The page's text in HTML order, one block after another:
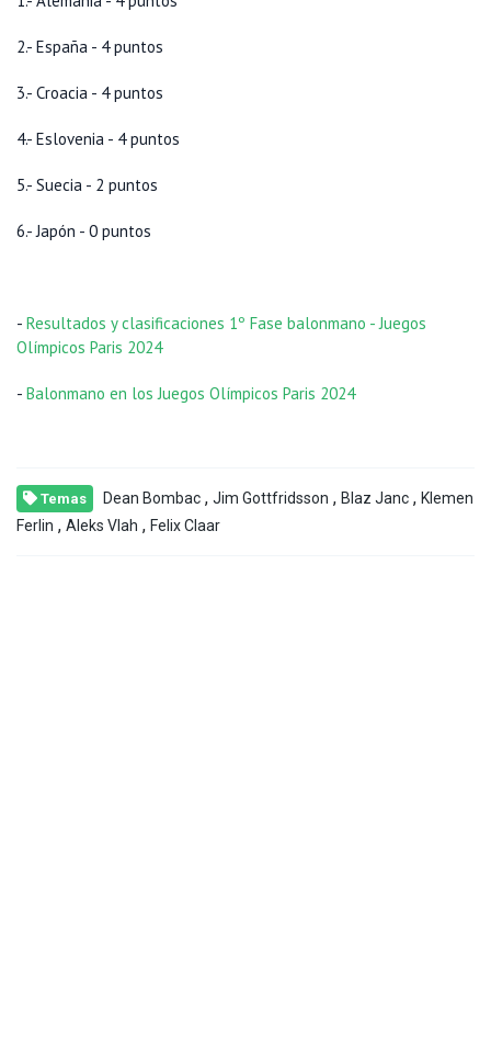
2.- España - 4 puntos
3.- Croacia - 4 puntos
4.- Eslovenia - 4 puntos
5.- Suecia - 2 puntos
6.- Japón - 0 puntos
- Resultados y clasificaciones 1º Fase balonmano - Juegos
Olímpicos Paris 2024
- Balonmano en los Juegos Olímpicos Paris 2024
Temas Dean Bombac , Jim Gottfridsson , Blaz Janc , Klemen
Ferlin , Aleks Vlah , Felix Claar